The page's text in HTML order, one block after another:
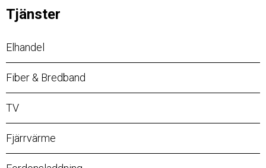
Tjänster
Elhandel
Fiber & Bredband
TV
Fjärrvärme